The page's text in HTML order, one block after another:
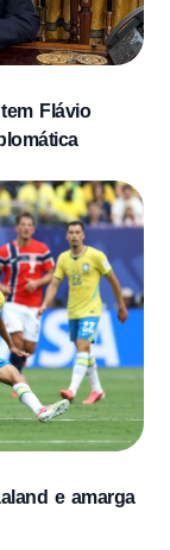
Flávio
e amarga